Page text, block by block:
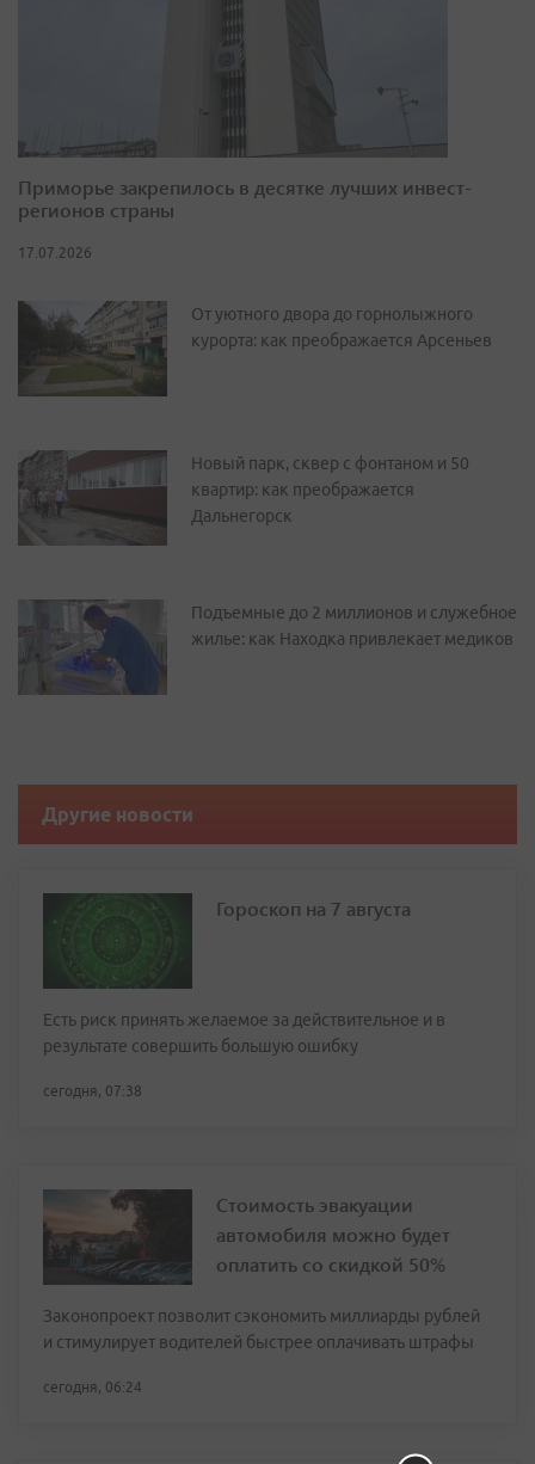
Приморье закрепилось в десятке лучших инвест-
регионов страны
17.07.2026
От уютного двора до горнолыжного
курорта: как преображается Арсеньев
Новый парк, сквер с фонтаном и 50
квартир: как преображается
Дальнегорск
Подъемные до 2 миллионов и служебное
жилье: как Находка привлекает медиков
Другие новости
Гороскоп на 7 августа
Есть риск принять желаемое за действительное и в
результате совершить большую ошибку
сегодня, 07:38
Стоимость эвакуации
автомобиля можно будет
оплатить со скидкой 50%
Законопроект позволит сэкономить миллиарды рублей
и стимулирует водителей быстрее оплачивать штрафы
сегодня, 06:24